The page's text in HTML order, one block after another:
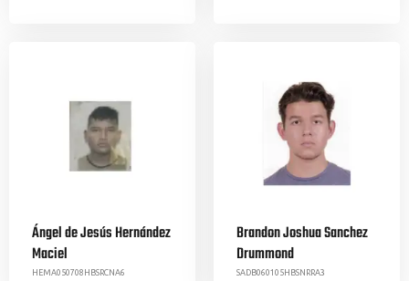
Ángel de Jesús Hernández
Maciel
HEMA050708HBSRCNA6
Brandon Joshua Sanchez
Drummond
SADB060105HBSNRRA3